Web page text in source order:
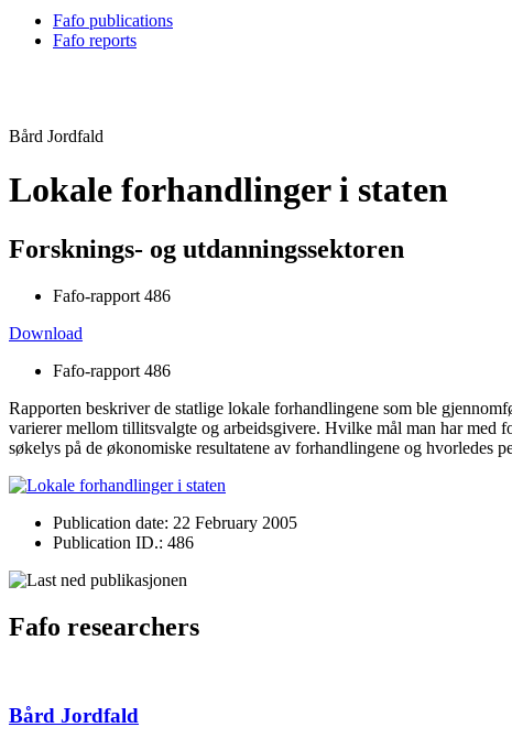
Fafo publications
Fafo reports
Bård Jordfald
Lokale forhandlinger i staten
Forsknings- og utdanningssektoren
Fafo-rapport 486
Download
Fafo-rapport 486
Rapporten beskriver de statlige lokale forhandlingene som ble
varierer mellom tillitsvalgte og arbeidsgivere. Hvilke mål man har med
søkelys på de økonomiske resultatene av forhandlingene og hvorledes
Publication date: 22 February 2005
Publication ID.: 486
Fafo researchers
Bård Jordfald